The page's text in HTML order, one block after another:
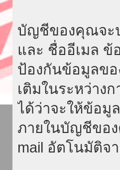
บัญชีของคุณจะ
และ ชื่ออีเมล
ป้องกันข้อมูลขอ
เติมในระหว่าง
ได้ว่าจะให้ข้อมู
ภายในบัญชีของ
mail อัตโนมัติจ